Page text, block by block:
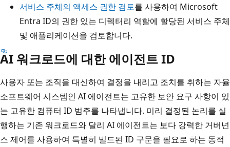
서비스 주체의 액세스 권한 검토를 사용하여 Microsoft
Entra ID의 권한 있는 디렉터리 역할에 할당된 서비스 주체
및 애플리케이션을 검토합니다.
AI 워크로드에 대한 에이전트 ID
사용자 또는 조직을 대신하여 결정을 내리고 조치를 취하는 자율
소프트웨어 시스템인 AI 에이전트는 고유한 보안 요구 사항이 있
는 고유한 컴퓨터 ID 범주를 나타냅니다. 미리 결정된 논리를 실
행하는 기존 워크로드와 달리 AI 에이전트는 보다 강력한 거버넌
스 제어를 사용하여 특별히 빌드된 ID 구문을 필요로 하는 동적